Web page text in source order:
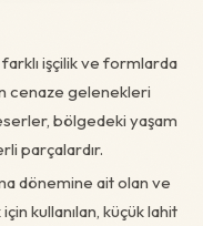
işçilik ve formlarda
cenaze gelenekleri
bölgedeki yaşam
parçalardır.
dönemine ait olan ve
kullanılan, küçük lahit